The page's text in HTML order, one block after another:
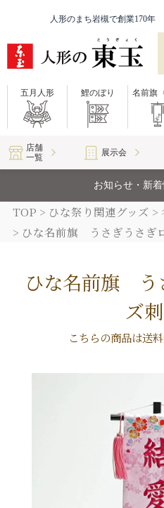
人形のまち岩槻で創業170年
五月人形 鯉のぼり 名前旗
店舗
一覧
展示会
お知らせ・新
TOP ひな祭り関連グッズ
ひな名前旗 うさぎうさぎ
ひな名前旗 う
ズ
こちらの商品は送